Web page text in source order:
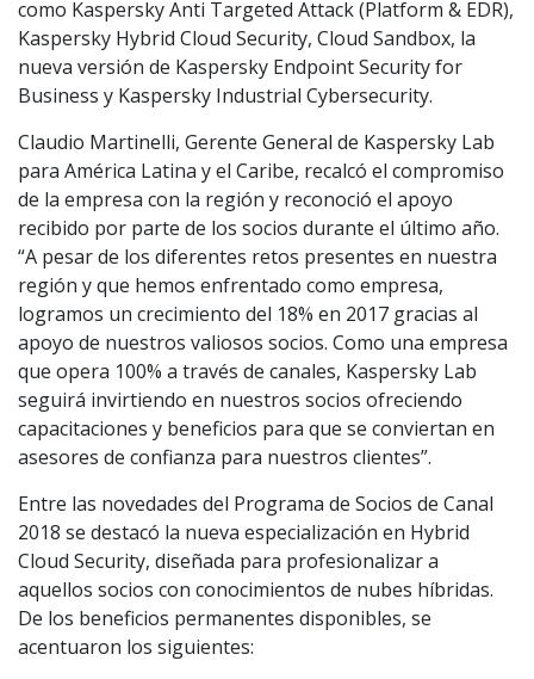
como Kaspersky Anti Targeted Attack (Platform & EDR),
Kaspersky Hybrid Cloud Security, Cloud Sandbox, la
nueva versión de Kaspersky Endpoint Security for
Business y Kaspersky Industrial Cybersecurity.
Claudio Martinelli, Gerente General de Kaspersky Lab
para América Latina y el Caribe, recalcó el compromiso
de la empresa con la región y reconoció el apoyo
recibido por parte de los socios durante el último año.
“A pesar de los diferentes retos presentes en nuestra
región y que hemos enfrentado como empresa,
logramos un crecimiento del 18% en 2017 gracias al
apoyo de nuestros valiosos socios. Como una empresa
que opera 100% a través de canales, Kaspersky Lab
seguirá invirtiendo en nuestros socios ofreciendo
capacitaciones y beneficios para que se conviertan en
asesores de confianza para nuestros clientes”.
Entre las novedades del Programa de Socios de Canal
2018 se destacó la nueva especialización en Hybrid
Cloud Security, diseñada para profesionalizar a
aquellos socios con conocimientos de nubes híbridas.
De los beneficios permanentes disponibles, se
acentuaron los siguientes: